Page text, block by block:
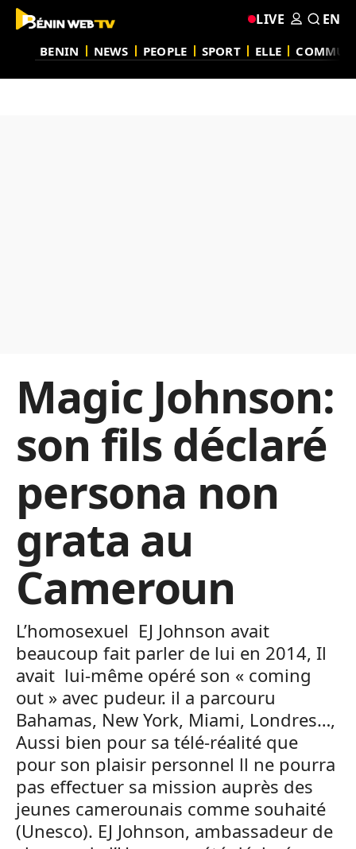
BENIN NEWS PEOPLE SPORT ELLE
LIVE EN
Magic Johnson:
son fils déclaré
persona non
grata au
Cameroun
L’homosexuel EJ Johnson avait
beaucoup fait parler de lui en 2014, Il
avait lui-même opéré son « coming
out » avec pudeur. il a parcouru
Bahamas, New York, Miami, Londres…,
Aussi bien pour sa télé-réalité que
pour son plaisir personnel ll ne pourra
pas effectuer sa mission auprès des
jeunes camerounais comme souhaité
(Unesco). EJ Johnson, ambassadeur de